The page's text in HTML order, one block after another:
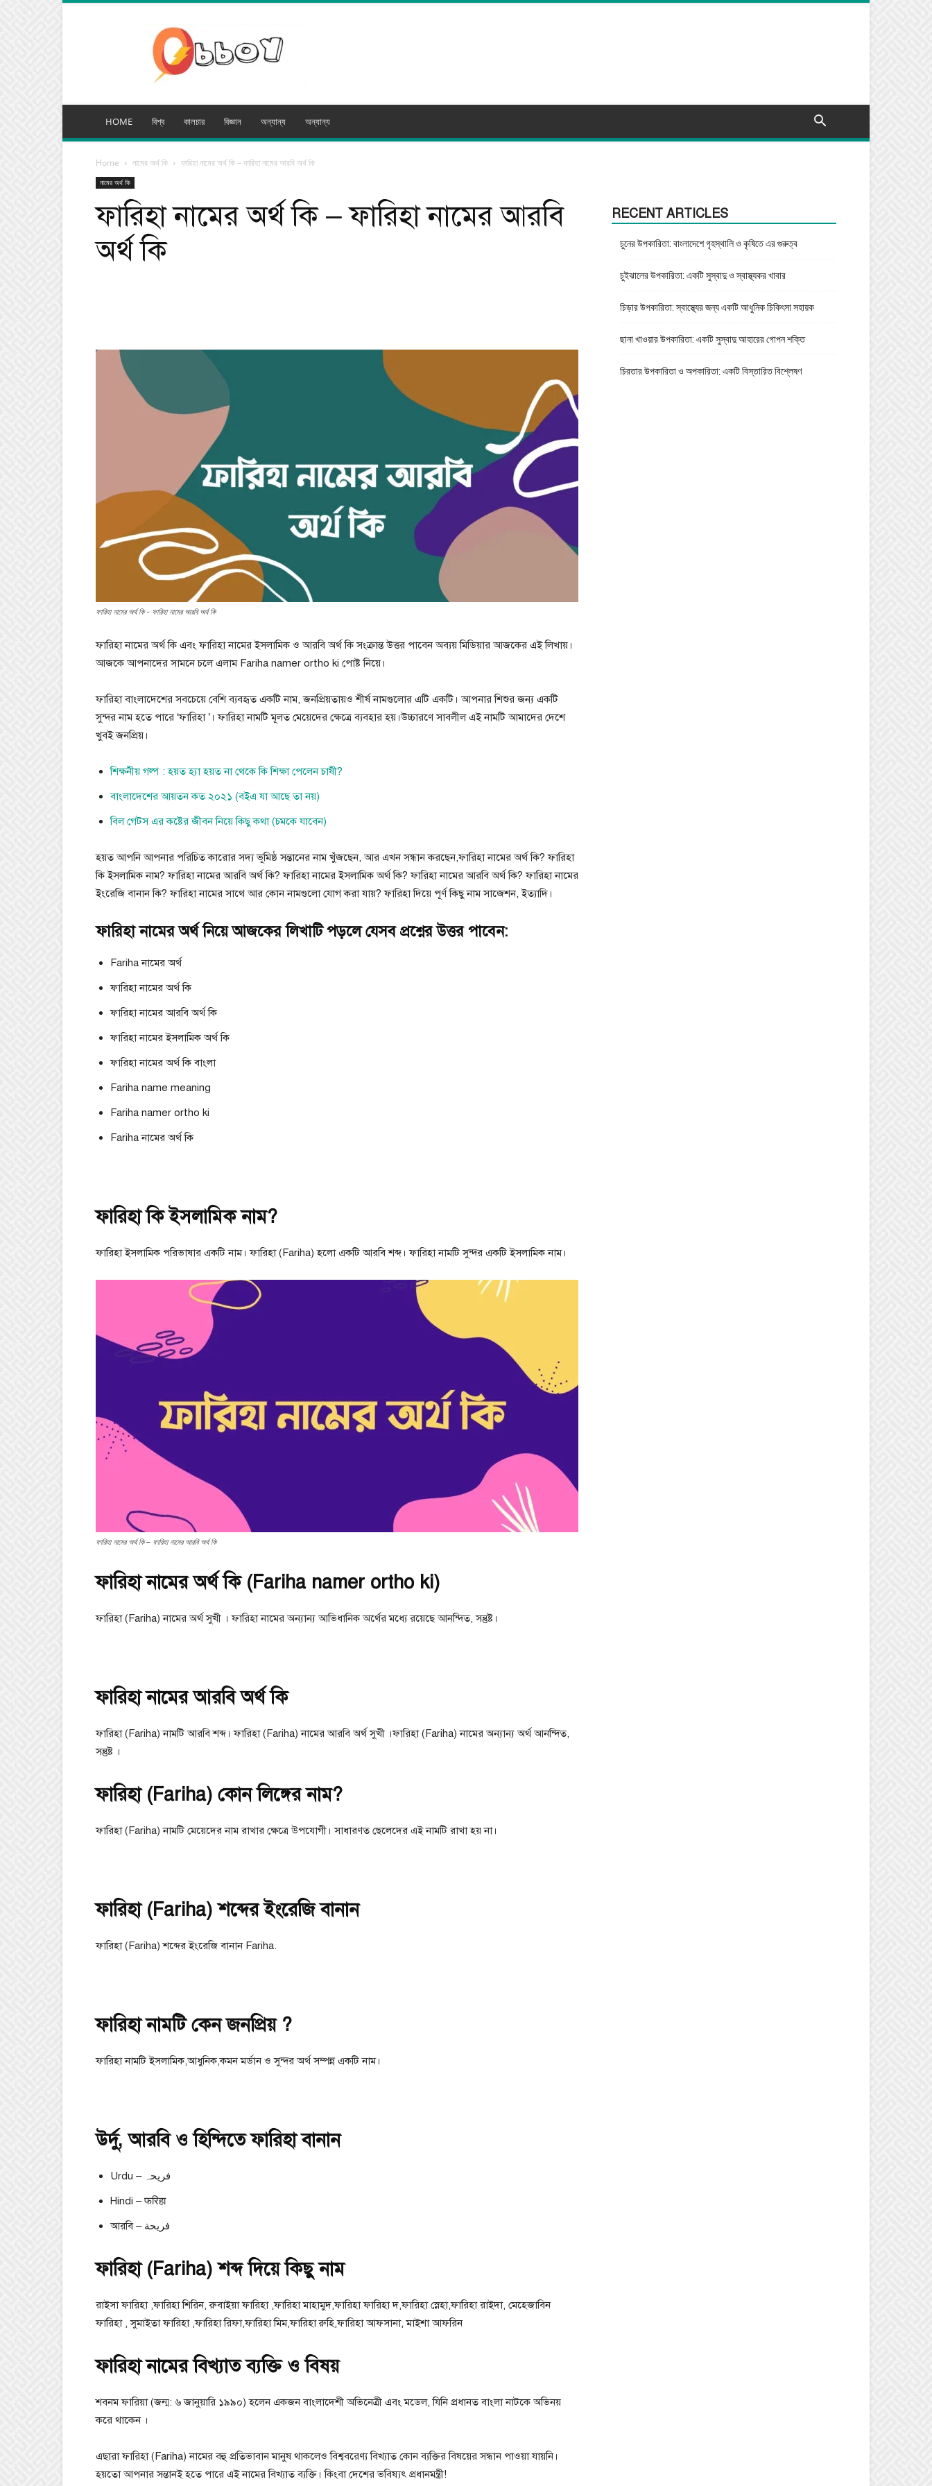
মিডিয়া
HOME বিশ্ব কালচার বিজ্ঞান অন্যান্য অন্যান্য
Home নামের অর্থ কি ফারিহা নামের অর্থ কি – ফারিহা নামের আরবি অর্থ কি
নামের অর্থ কি
ফারিহা নামের অর্থ কি – ফারিহা নামের আরবি
অর্থ কি
ফারিহা নামের অর্থ কি - ফারিহা নামের আরবি অর্থ কি
ফারিহা নামের অর্থ কি এবং ফারিহা নামের ইসলামিক ও আরবি অর্থ কি সংক্রান্ত উত্তর পাবেন অব্যয় মিডিয়ার আজকের এই লিখায়।
আজকে আপনাদের সামনে চলে এলাম Fariha namer ortho ki পোষ্ট নিয়ে।
ফারিহা বাংলাদেশের সবচেয়ে বেশি ব্যবহৃত একটি নাম, জনপ্রিয়তায়ও শীর্ষ নামগুলোর এটি একটি। আপনার শিশুর জন্য একটি
সুন্দর নাম হতে পারে ‘ফারিহা ’। ফারিহা নামটি মূলত মেয়েদের ক্ষেত্রে ব্যবহার হয়।উচ্চারণে সাবলীল এই নামটি আমাদের দেশে
খুবই জনপ্রিয়।
শিক্ষনীয় গল্প : হয়ত হ্যা হয়ত না থেকে কি শিক্ষা পেলেন চাষী?
বাংলাদেশের আয়তন কত ২০২১ (বইএ যা আছে তা নয়)
বিল গেটস এর কষ্টের জীবন নিয়ে কিছু কথা (চমকে যাবেন)
হয়ত আপনি আপনার পরিচিত কারোর সদ্য ভূমিষ্ঠ সন্তানের নাম খুঁজছেন, আর এখন সন্ধান করছেন,ফারিহা নামের অর্থ কি? ফারিহা
কি ইসলামিক নাম? ফারিহা নামের আরবি অর্থ কি? ফারিহা নামের ইসলামিক অর্থ কি? ফারিহা নামের আরবি অর্থ কি? ফারিহা নামের
ইংরেজি বানান কি? ফারিহা নামের সাথে আর কোন নামগুলো যোগ করা যায়? ফারিহা দিয়ে পূর্ণ কিছু নাম সাজেশন, ইত্যাদি।
ফারিহা নামের অর্থ নিয়ে আজকের লিখাটি পড়লে যেসব প্রশ্নের উত্তর পাবেন:
Fariha নামের অর্থ
ফারিহা নামের অর্থ কি
ফারিহা নামের আরবি অর্থ কি
ফারিহা নামের ইসলামিক অর্থ কি
ফারিহা নামের অর্থ কি বাংলা
Fariha name meaning
Fariha namer ortho ki
Fariha নামের অর্থ কি
ফারিহা কি ইসলামিক নাম?
ফারিহা ইসলামিক পরিভাষার একটি নাম। ফারিহা (Fariha) হলো একটি আরবি শব্দ। ফারিহা নামটি সুন্দর একটি ইসলামিক নাম।
ফারিহা নামের অর্থ কি – ফারিহা নামের আরবি অর্থ কি
ফারিহা নামের অর্থ কি (Fariha namer ortho ki)
ফারিহা (Fariha) নামের অর্থ সুখী । ফারিহা নামের অন্যান্য আভিধানিক অর্থের মধ্যে রয়েছে আনন্দিত, সন্তুষ্ট।
ফারিহা নামের আরবি অর্থ কি
ফারিহা (Fariha) নামটি আরবি শব্দ। ফারিহা (Fariha) নামের আরবি অর্থ সুখী ।ফারিহা (Fariha) নামের অন্যান্য অর্থ আনন্দিত,
সন্তুষ্ট ।
ফারিহা (Fariha) কোন লিঙ্গের নাম?
ফারিহা (Fariha) নামটি মেয়েদের নাম রাখার ক্ষেত্রে উপযোগী। সাধারণত ছেলেদের এই নামটি রাখা হয় না।
ফারিহা (Fariha) শব্দের ইংরেজি বানান
ফারিহা (Fariha) শব্দের ইংরেজি বানান Fariha.
ফারিহা নামটি কেন জনপ্রিয় ?
ফারিহা নামটি ইসলামিক,আধুনিক,কমন মর্ডান ও সুন্দর অর্থ সম্পন্ন একটি নাম।
উর্দু, আরবি ও হিন্দিতে ফারিহা বানান
Urdu – فریحہ
Hindi – फरिहा
আরবি – فريحة
ফারিহা (Fariha) শব্দ দিয়ে কিছু নাম
রাইসা ফারিহা ,ফারিহা শিরিন, রুবাইয়া ফারিহা ,ফারিহা মাহামুদ,ফারিহা ফারিহা দ,ফারিহা স্নেহা,ফারিহা রাইদা, মেহেজাবিন
ফারিহা , সুমাইতা ফারিহা ,ফারিহা রিফা,ফারিহা মিম,ফারিহা রুহি,ফারিহা আফসানা, মাইশা আফরিন
ফারিহা নামের বিখ্যাত ব্যক্তি ও বিষয়
শবনম ফারিয়া (জন্ম: ৬ জানুয়ারি ১৯৯০) হলেন একজন বাংলাদেশী অভিনেত্রী এবং মডেল, যিনি প্রধানত বাংলা নাটকে অভিনয়
করে থাকেন ।
এছারা ফারিহা (Fariha) নামের বহু প্রতিভাবান মানুষ থাকলেও বিশ্ববরেণ্য বিখ্যাত কোন ব্যক্তির বিষয়ের সন্ধান পাওয়া যায়নি।
হয়তো আপনার সন্তানই হতে পারে এই নামের বিখ্যাত ব্যক্তি। কিংবা দেশের ভবিষ্যৎ প্রধানমন্ত্রী!
RECENT ARTICLES
চুনের উপকারিতা: বাংলাদেশে গৃহস্থালি ও কৃষিতে এর গুরুত্ব
চুইঝালের উপকারিতা: একটি সুস্বাদু ও স্বাস্থ্যকর খাবার
চিড়ার উপকারিতা: স্বাস্থ্যের জন্য একটি আধুনিক চিকিৎসা সহায়ক
ছানা খাওয়ার উপকারিতা: একটি সুস্বাদু আহারের গোপন শক্তি
চিরতার উপকারিতা ও অপকারিতা: একটি বিস্তারিত বিশ্লেষণ